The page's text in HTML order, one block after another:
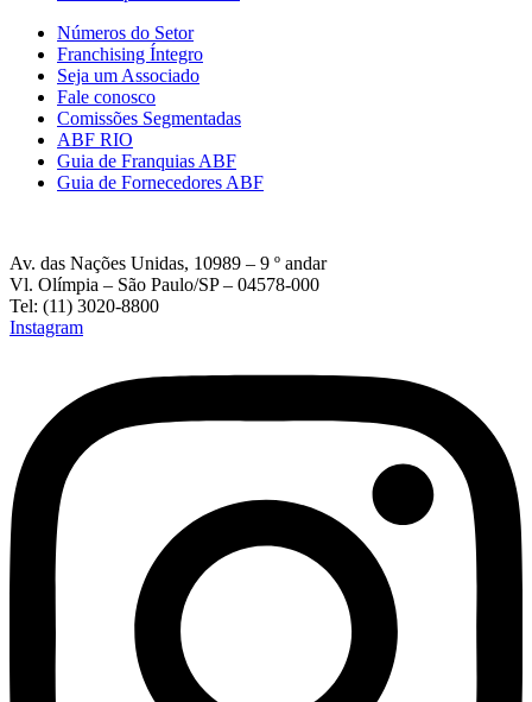
Números do Setor
Franchising Íntegro
Seja um Associado
Fale conosco
Comissões Segmentadas
ABF RIO
Guia de Franquias ABF
Guia de Fornecedores ABF
Av. das Nações Unidas, 10989 – 9 º andar
Vl. Olímpia – São Paulo/SP – 04578-000
Tel: (11) 3020-8800
Instagram